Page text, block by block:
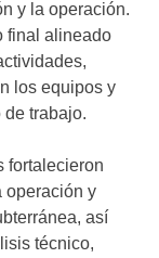
y la operación.
final alineado
los equipos y
de trabajo.
fortalecieron
operación y
así
técnico,